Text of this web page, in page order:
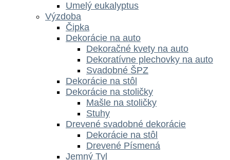
Umelý eukalyptus
Výzdoba
Čipka
Dekorácie na auto
Dekoračné kvety na auto
Dekoratívne plechovky na auto
Svadobné ŠPZ
Dekorácie na stôl
Dekorácie na stoličky
Mašle na stoličky
Stuhy
Drevené svadobné dekorácie
Dekorácie na stôl
Drevené Písmená
Jemný Tyl